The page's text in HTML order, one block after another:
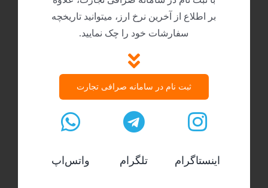
بر اطلاع از آخرین نرخ ارز، میتوانید تاریخچه
سفارشات خود را چک نمایید.
ثبت نام در سامانه صرافی تجارت
اینستاگرام تلگرام واتس‌اپ